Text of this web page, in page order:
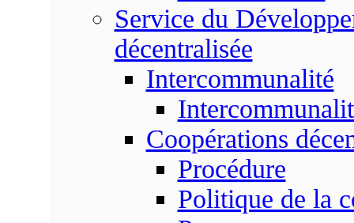
Service du
décentralisée
Intercommunalité
Coopérations
Procédure
Politique de la